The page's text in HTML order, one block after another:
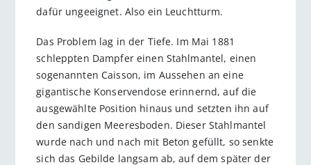
dafür ungeeignet. Also ein Leuchtturm.
Das Problem lag in der Tiefe. Im Mai 1881
schleppten Dampfer einen Stahlmantel, einen
sogenannten Caisson, im Aussehen an eine
gigantische Konservendose erinnernd, auf die
ausgewählte Position hinaus und setzten ihn auf
den sandigen Meeresboden. Dieser Stahlmantel
wurde nach und nach mit Beton gefüllt, so senkte
sich das Gebilde langsam ab, auf dem später der